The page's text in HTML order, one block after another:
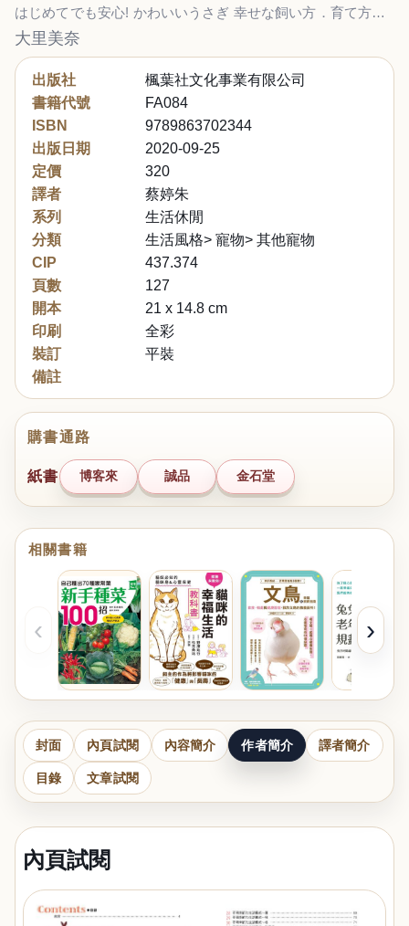
はじめてでも安心! かわいいうさぎ 幸せな飼い方．育て方がわかる本
大里美奈
出版社
楓葉社文化事業有限公司
書籍代號
FA084
ISBN
9789863702344
出版日期
2020-09-25
定價
320
譯者
蔡婷朱
系列
生活休閒
分類
生活風格> 寵物> 其他寵物
CIP
437.374
頁數
127
開本
21 x 14.8 cm
印刷
全彩
裝訂
平裝
備註
購書通路
紙書 博客來 誠品 金石堂
相關書籍
‹ ›
封面 內頁試閱 內容簡介 作者簡介 譯者簡介
目錄 文章試閱
內頁試閱